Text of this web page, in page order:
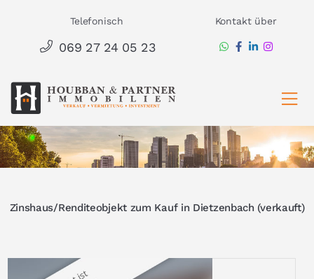
springen
Telefonisch
069 27 24 05 23
Kontakt über
Zinshaus/Renditeobjekt zum Kauf in Dietzenbach (verkauft)